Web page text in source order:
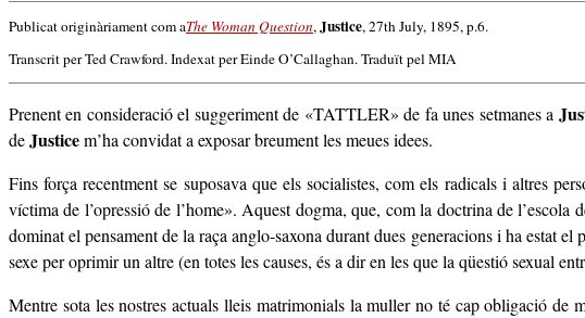
Publicat originàriament com aThe Woman Question,Justice, 27th July, 1895, p.6.
Transcrit per Ted Crawford. Indexat per Einde O’Callaghan. Traduït pel MIA
Prenent en consideració el suggeriment de «TATTLER» de fa unes setmanes a
deJusticem’ha convidat a exposar breument les meues idees.
Fins força recentment se suposava que els socialistes, com els radicals i altres
víctima de l’opressió de l’home». Aquest dogma, que, com la doctrina de
dominat el pensament de la raça anglo-saxona durant dues generacions i ha estat
sexe per oprimir un altre (en totes les causes, és a dir en les que la qüestió sexual
Mentre sota les nostres actuals lleis matrimonials la muller no té cap obligació